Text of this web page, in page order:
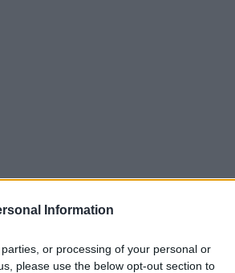
Information
or processing of your personal or
please use the below opt-out section to